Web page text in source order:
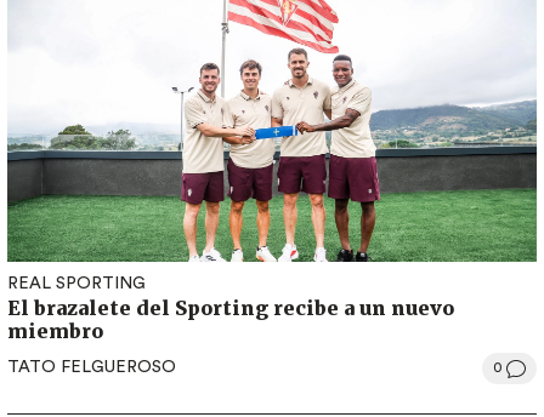
REAL SPORTING
El brazalete del Sporting recibe a un nuevo
miembro
TATO FELGUEROSO 0